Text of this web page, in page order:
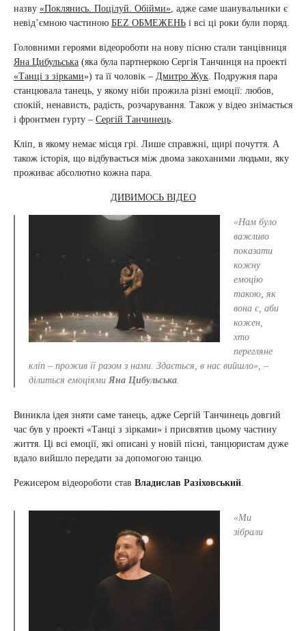
назву «Поклянись. Поцілуй. Обійми» , адже саме шанувальники є
невід’ємною частиною БЕZ ОБМЕЖЕНЬ і всі ці роки були поряд.
Головними героями відеороботи на нову пісню стали танцівниця
Яна Цибульська (яка була партнеркою Сергія Танчинця на проекті
«Танці з зірками») та її чоловік – Дмитро Жук . Подружня пара
станцювала танець, у якому ніби прожила різні емоції: любов,
спокій, ненависть, радість, розчарування. Також у відео знімається
і фронтмен гурту – Сергій Танчинець
Кліп, в якому немає місця грі. Лише справжні, щирі почуття. А
також історія, що відбувається між двома закоханими людьми, яку
проживає абсолютно кожна пара.
ДИВИМОСЬ ВІДЕО
«Нам було
важливо
показати
кожну
емоцію
такою, як
вона є, аби
кожен,
хто
перегляне
кліп – прожив її разом з нами. Здається, в нас вийшло» , –
ділиться емоціями Яна Цибульська
Виникла ідея зняти саме танець, адже Сергій Танчинець довгий
час був у проекті «Танці з зірками» і присвятив цьому частину
життя. Ці всі емоції, які описані у новій пісні, танцюристам дуже
вдало вийшло передати за допомогою танцю.
Режисером відеороботи став Владислав Разіховський
«Ми
зібрали